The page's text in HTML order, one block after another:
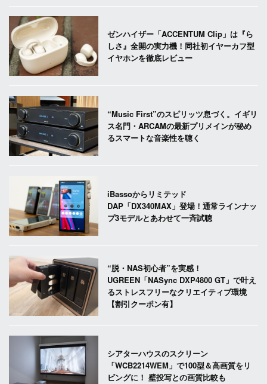
ゼンハイザー「ACCENTUM Clip」は『ら
しさ』全開の実力機！同社初イヤーカフ型
イヤホンを徹底レビュー
“Music First”のスピリッツ息づく。イギリ
ス名門・ARCAMの最新プリメインが秘め
るスマートな音楽性を聴く
iBassoからリミテッド
DAP「DX340MAX」登場！通常ラインナッ
プ3モデルとあわせて一斉試聴
“脱・NAS初心者”を実感！
UGREEN「NASync DXP4800 GT」で叶え
るストレスフリーなクリエイティブ環境
【割引クーポン有】
シアターハウスのスクリーン
「WCB2214WEM」で100型＆高画質をリ
ビングに！ 壁投写との画質比較も